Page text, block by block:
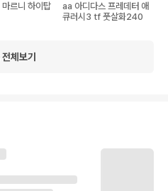
르니 하이탑
aa 아디다스 프레데터 애
큐러시3 tf 풋살화240
체보기